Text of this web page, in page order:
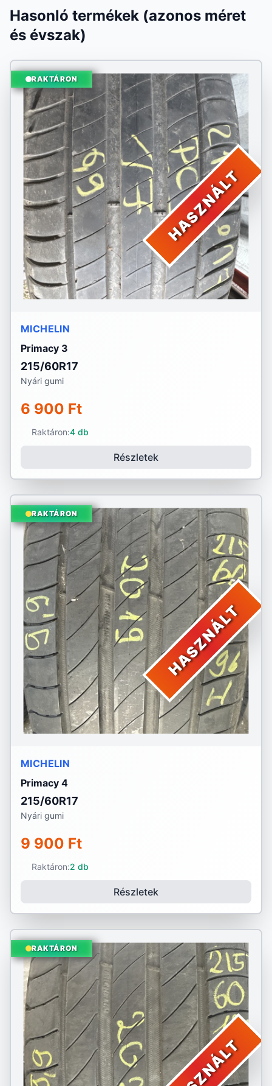
Hasonló termékek (azonos méret
és évszak)
HASZNÁLT
RAKTÁRON
MICHELIN
Primacy 3
215/60R17
Nyári gumi
6 900 Ft
Raktáron:4 db
Részletek
HASZNÁLT
RAKTÁRON
MICHELIN
Primacy 4
215/60R17
Nyári gumi
9 900 Ft
Raktáron:2 db
Részletek
RAKTÁRON